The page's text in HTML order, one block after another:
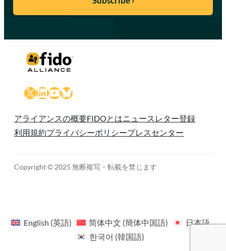
X LinkedIn
YouTube
Bluesky
アライアンスの概要FIDOとは ニュースレター登録
利用規約プライバシーポリシープレスセンター
Copyright © 2025 無断複写・転載を禁じます
English (英語) 简体中文 (簡体中国語)
日本語
한국어 (韓国語)